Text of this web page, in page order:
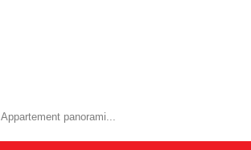
Appartement panorami...